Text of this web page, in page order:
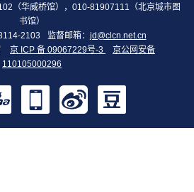
（华威桥馆），010-81907111（北京城市图
书馆）
2103
监督邮箱： jd@clcn.net.cn
京 ICP 备 09067229号-3
京公网安备
110105000296